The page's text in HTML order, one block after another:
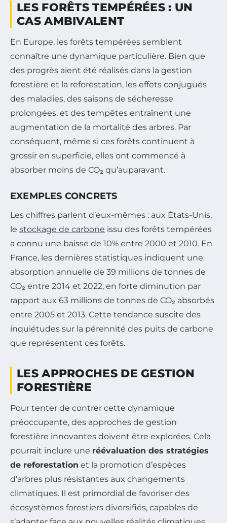
LES FORÊTS TEMPÉRÉES : UN
CAS AMBIVALENT
En Europe, les forêts tempérées semblent
connaître une dynamique particulière. Bien que
des progrès aient été réalisés dans la gestion
forestière et la reforestation, les effets conjugués
des maladies, des saisons de sécheresse
prolongées, et des tempêtes entraînent une
augmentation de la mortalité des arbres. Par
conséquent, même si ces forêts continuent à
grossir en superficie, elles ont commencé à
absorber moins de CO₂ qu’auparavant.
EXEMPLES CONCRETS
Les chiffres parlent d’eux-mêmes : aux États-Unis,
le stockage de carbone issu des forêts tempérées
a connu une baisse de 10% entre 2000 et 2010. En
France, les dernières statistiques indiquent une
absorption annuelle de 39 millions de tonnes de
CO₂ entre 2014 et 2022, en forte diminution par
rapport aux 63 millions de tonnes de CO₂ absorbés
entre 2005 et 2013. Cette tendance suscite des
inquiétudes sur la pérennité des puits de carbone
que représentent ces forêts.
LES APPROCHES DE GESTION
FORESTIÈRE
Pour tenter de contrer cette dynamique
préoccupante, des approches de gestion
forestière innovantes doivent être explorées. Cela
pourrait inclure une réévaluation des stratégies
de reforestation et la promotion d’espèces
d’arbres plus résistantes aux changements
climatiques. Il est primordial de favoriser des
écosystèmes forestiers diversifiés, capables de